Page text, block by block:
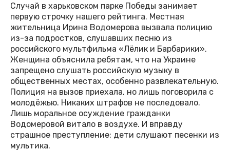
Случай в харьковском парке Победы занимает
первую строчку нашего рейтинга. Местная
жительница Ирина Водомерова вызвала полицию
из-за подростков, слушавших песню из
российского мультфильма «Лёлик и Барбарики».
Женщина объяснила ребятам, что на Украине
запрещено слушать российскую музыку в
общественных местах, особенно развлекательную.
Полиция на вызов приехала, но лишь поговорила с
молодёжью. Никаких штрафов не последовало.
Лишь моральное осуждение гражданки
Водомеровой витало в воздухе. И вправду
страшное преступление: дети слушают песенки из
мультика.